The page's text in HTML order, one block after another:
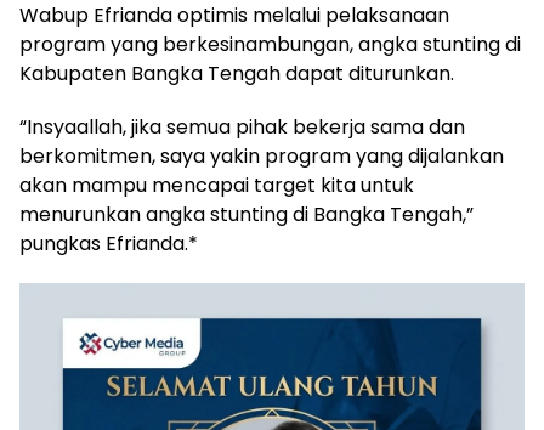
‎Wabup Efrianda optimis melalui pelaksanaan
program yang berkesinambungan, angka stunting di
Kabupaten Bangka Tengah dapat diturunkan.
‎“Insyaallah, jika semua pihak bekerja sama dan
berkomitmen, saya yakin program yang dijalankan
akan mampu mencapai target kita untuk
menurunkan angka stunting di Bangka Tengah,”
pungkas Efrianda.*